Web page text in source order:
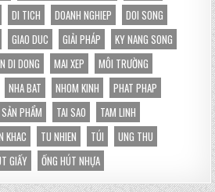
DI TICH DOANH NGHIEP
DOI SONG
GIAO DUC GIẢI PHÁP
KY NANG SONG
DI DONG MAI XEP
MÔI TRƯỜNG
NHA BAT NHOM KINH
PHAT PHAP
SẢN PHẨM TAI SAO
TAM LINH
KHAC TU NHIEN TÚI
UNG THU
GIẤY ỐNG HÚT NHỰA